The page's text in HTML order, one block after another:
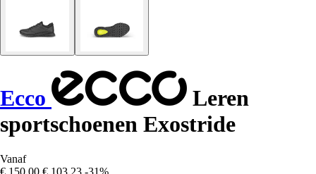
Ecco
Leren
sportschoenen Exostride
Vanaf
€ 150,00 € 103,23 -31%